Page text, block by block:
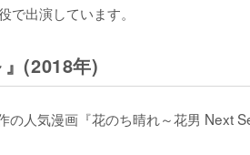
出演しています。
(2018年)
の人気漫画『花のち晴れ～花男 Next